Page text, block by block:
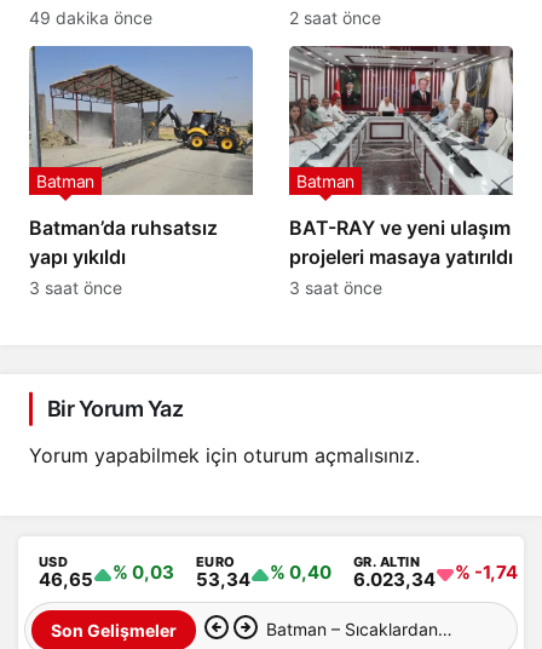
şüpheli yakalandı
49 dakika önce
taşınımı
2 saat önce
Batman’da ruhsatsız
yapı yıkıldı
Batman
3 saat önce
BAT-RAY ve yeni ulaşım
projeleri masaya yatırıldı
Batman
3 saat önce
Bir Yorum Yaz
Yorum yapabilmek için oturum açmalısınız.
USD
46,65 % 0,03 EURO
53,34 % 0,40 GR. ALTIN
6.023,34 % -1,74
Son Gelişmeler Kürt oylarıyla meclis’e giren